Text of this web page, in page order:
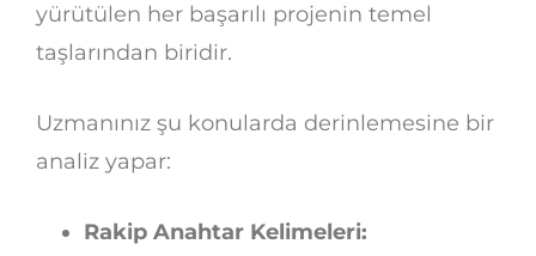
yürütülen her başarılı projenin temel
taşlarından biridir.
Uzmanınız şu konularda derinlemesine bir
analiz yapar:
Rakip Anahtar Kelimeleri: